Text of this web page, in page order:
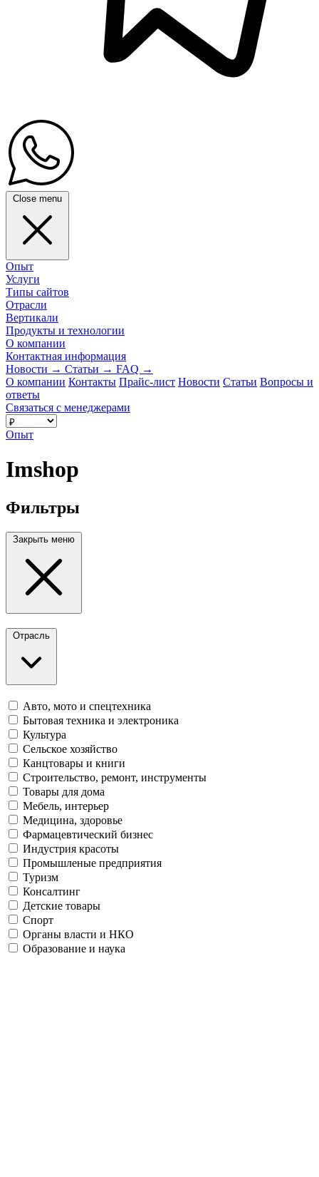
Close menu
Опыт
Услуги
Типы сайтов
Отрасли
Вертикали
Продукты и технологии
О компании
Контактная информация
Новости → Статьи → FAQ →
О компании Контакты Прайс-лист Новости Статьи Вопросы и
ответы
Связаться с менеджерами
Опыт
Imshop
Фильтры
Закрыть меню
Отрасль
Авто, мото и спецтехника
Бытовая техника и электроника
Культура
Сельское хозяйство
Канцтовары и книги
Строительство, ремонт, инструменты
Товары для дома
Мебель, интерьер
Медицина, здоровье
Фармацевтический бизнес
Индустрия красоты
Промышленые предприятия
Туризм
Консалтинг
Детские товары
Спорт
Органы власти и НКО
Образование и наука